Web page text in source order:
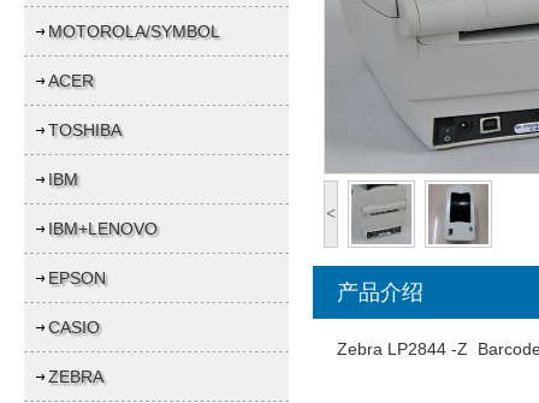
MOTOROLA/SYMBOL
ACER
TOSHIBA
IBM
IBM+LENOVO
EPSON
CASIO
ZEBRA
<
产品介绍
Zebra LP2844 -Z